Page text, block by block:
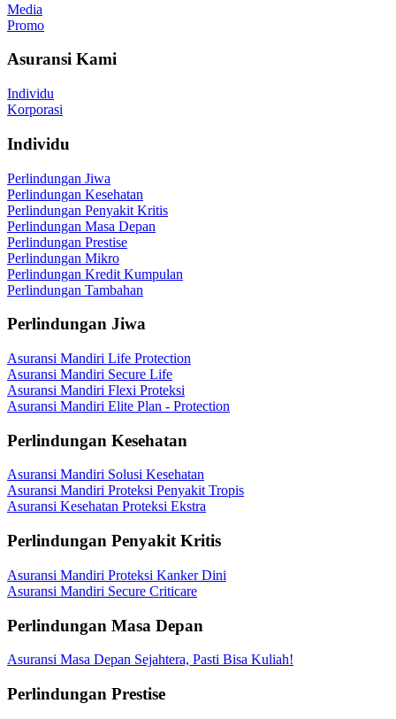
Media
Promo
Asuransi Kami
Individu
Korporasi
Individu
Perlindungan Jiwa
Perlindungan Kesehatan
Perlindungan Penyakit Kritis
Perlindungan Masa Depan
Perlindungan Prestise
Perlindungan Mikro
Perlindungan Kredit Kumpulan
Perlindungan Tambahan
Perlindungan Jiwa
Asuransi Mandiri Life Protection
Asuransi Mandiri Secure Life
Asuransi Mandiri Flexi Proteksi
Asuransi Mandiri Elite Plan - Protection
Perlindungan Kesehatan
Asuransi Mandiri Solusi Kesehatan
Asuransi Mandiri Proteksi Penyakit Tropis
Asuransi Kesehatan Proteksi Ekstra
Perlindungan Penyakit Kritis
Asuransi Mandiri Proteksi Kanker Dini
Asuransi Mandiri Secure Criticare
Perlindungan Masa Depan
Asuransi Masa Depan Sejahtera, Pasti Bisa Kuliah!
Perlindungan Prestise